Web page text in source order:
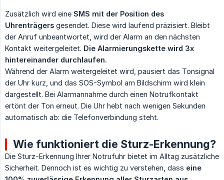
Zusätzlich wird eine SMS mit der Position des
Uhrenträgers gesendet. Diese wird laufend präzisiert. Bleibt
der Anruf unbeantwortet, wird der Alarm an den nächsten
Kontakt weitergeleitet. Die Alarmierungskette wird 3x
hintereinander durchlaufen.
Während der Alarm weitergeleitet wird, pausiert das Tonsignal
der Uhr kurz, und das SOS-Symbol am Bildschirm wird klein
dargestellt. Bei Alarmannahme durch einen Notrufkontakt
ertönt der Ton erneut. Die Uhr hebt nach wenigen Sekunden
automatisch ab: die Telefonverbindung steht.
Wie funktioniert die Sturz-Erkennung?
Die Sturz-Erkennung Ihrer Notrufuhr bietet im Alltag zusätzliche
Sicherheit. Dennoch ist es wichtig zu verstehen, dass eine